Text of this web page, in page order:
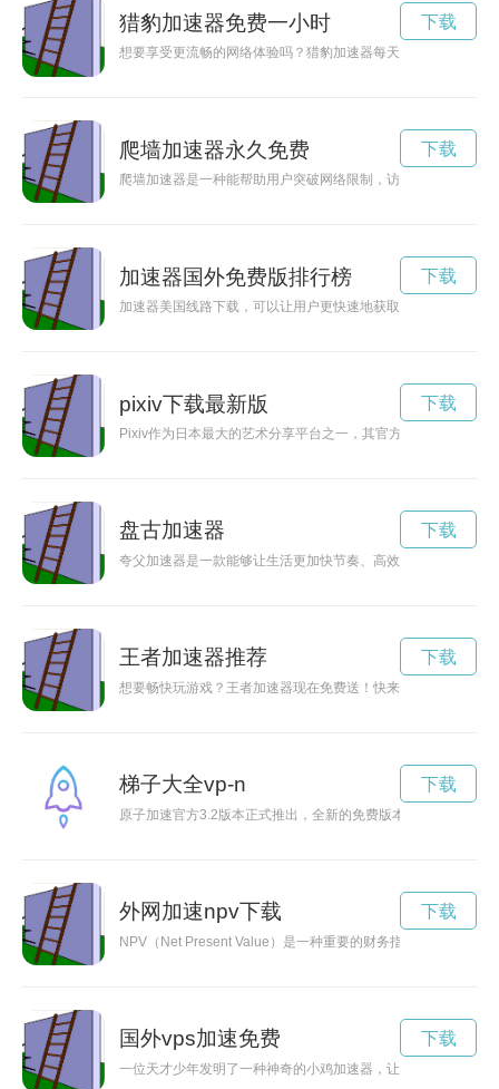
猎豹加速器免费一小时
想要享受更流畅的网络体验吗？猎豹加速器每天只需15分钟，
下载
爬墙加速器永久免费
爬墙加速器是一种能帮助用户突破网络限制，访问被封锁网站
下载
加速器国外免费版排行榜
加速器美国线路下载，可以让用户更快速地获取美国网络资源
下载
pixiv下载最新版
Pixiv作为日本最大的艺术分享平台之一，其官方手机下载提供
下载
盘古加速器
夸父加速器是一款能够让生活更加快节奏、高效的神奇工具，
下载
王者加速器推荐
想要畅快玩游戏？王者加速器现在免费送！快来领取，让你的
下载
梯子大全vp-n
原子加速官方3.2版本正式推出，全新的免费版本让你的网络加
下载
外网加速npv下载
NPV（Net Present Value）是一种重要的财务指标，用于评估
下载
国外vps加速免费
一位天才少年发明了一种神奇的小鸡加速器，让小鸡们在奔跑
下载